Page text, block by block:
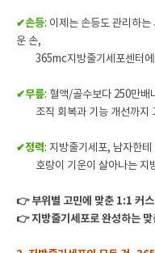
✔손등: 이제는 손등도 관리하
운 손,
365mc지방줄기세포센터에
✔무릎: 혈액/골수보다 250만배
조직 회복과 기능 개선까지
✔정력: 지방줄기세포, 남자한
호랑이 기운이 살아나는 지
👉 부위별 고민에 맞춘 1:1 커
👉 지방줄기세포로 완성하는 맞